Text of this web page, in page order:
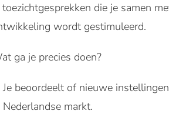
toezichtgesprekken die je samen
wordt gestimuleerd.
ga je precies doen?
Je beoordeelt of nieuwe
Nederlandse markt.